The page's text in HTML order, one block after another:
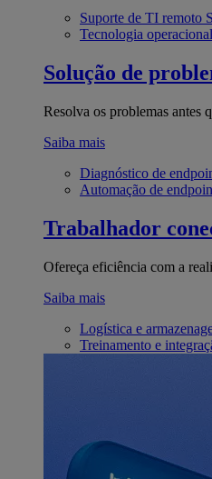
Suporte de TI remoto
Tecnologia operacional
Solução de
Resolva os problemas antes
Saiba mais
Diagnóstico de
Automação de
Trabalhador
Ofereça eficiência com a
Saiba mais
Logística e
Treinamento e